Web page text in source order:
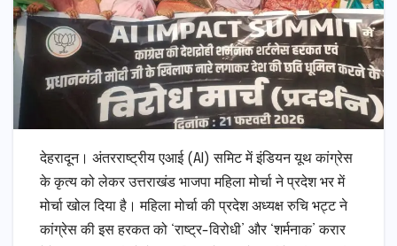
देहरादून। अंतरराष्ट्रीय एआई (AI) समिट में इंडियन यूथ कांग्रेस
के कृत्य को लेकर उत्तराखंड भाजपा महिला मोर्चा ने प्रदेश भर में
मोर्चा खोल दिया है। महिला मोर्चा की प्रदेश अध्यक्ष रुचि भट्ट ने
कांग्रेस की इस हरकत को ‘राष्ट्र-विरोधी’ और ‘शर्मनाक’ करार